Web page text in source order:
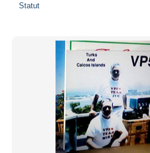
Statut